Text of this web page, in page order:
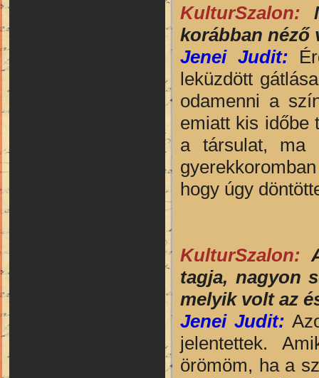
KulturSzalon:
korábban néző
Jenei Judit:
leküzdött
odamenni a
emiatt kis időbe
a társulat, ma
hogy úgy
KulturSzalon:
tagja, nagyon
melyik volt az
Jenei Judit:
jelentettek.
örömöm, ha a